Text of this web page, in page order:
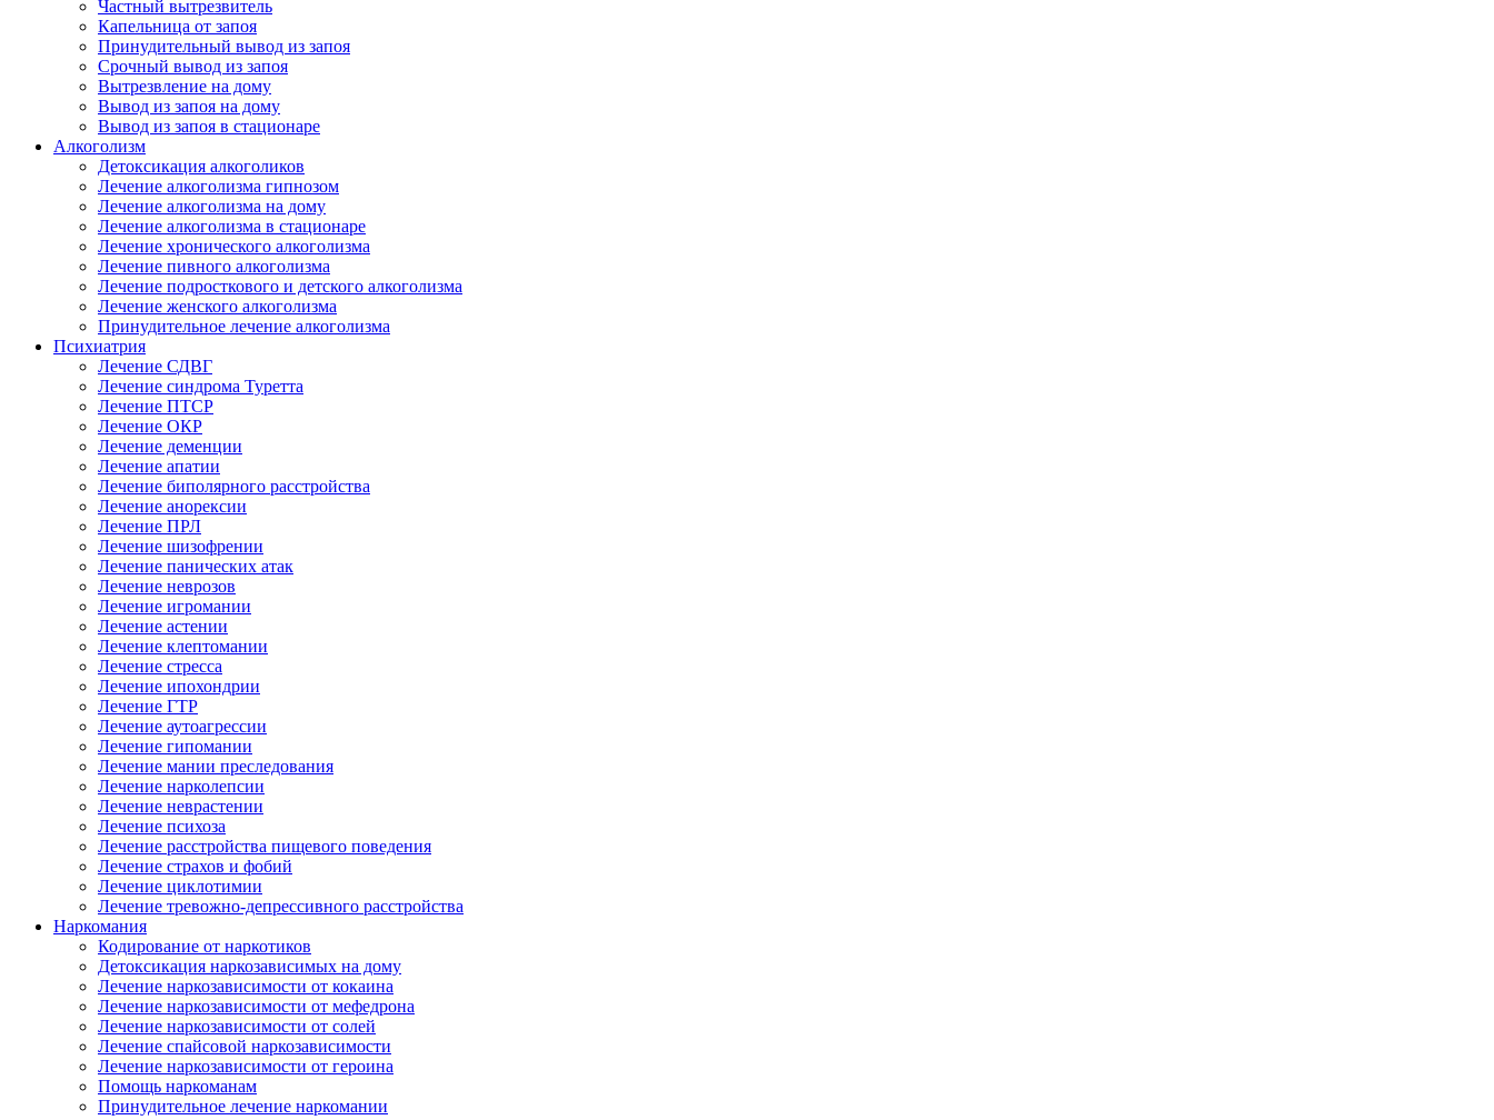
Частный вытрезвитель
Капельница от запоя
Принудительный вывод из запоя
Срочный вывод из запоя
Вытрезвление на дому
Вывод из запоя на дому
Вывод из запоя в стационаре
Алкоголизм
Детоксикация алкоголиков
Лечение алкоголизма гипнозом
Лечение алкоголизма на дому
Лечение алкоголизма в стационаре
Лечение хронического алкоголизма
Лечение пивного алкоголизма
Лечение подросткового и детского алкоголизма
Лечение женского алкоголизма
Принудительное лечение алкоголизма
Психиатрия
Лечение СДВГ
Лечение синдрома Туретта
Лечение ПТСР
Лечение ОКР
Лечение деменции
Лечение апатии
Лечение биполярного расстройства
Лечение анорексии
Лечение ПРЛ
Лечение шизофрении
Лечение панических атак
Лечение неврозов
Лечение игромании
Лечение астении
Лечение клептомании
Лечение стресса
Лечение ипохондрии
Лечение ГТР
Лечение аутоагрессии
Лечение гипомании
Лечение мании преследования
Лечение нарколепсии
Лечение неврастении
Лечение психоза
Лечение расстройства пищевого поведения
Лечение страхов и фобий
Лечение циклотимии
Лечение тревожно-депрессивного расстройства
Наркомания
Кодирование от наркотиков
Детоксикация наркозависимых на дому
Лечение наркозависимости от кокаина
Лечение наркозависимости от мефедрона
Лечение наркозависимости от солей
Лечение спайсовой наркозависимости
Лечение наркозависимости от героина
Помощь наркоманам
Принудительное лечение наркомании